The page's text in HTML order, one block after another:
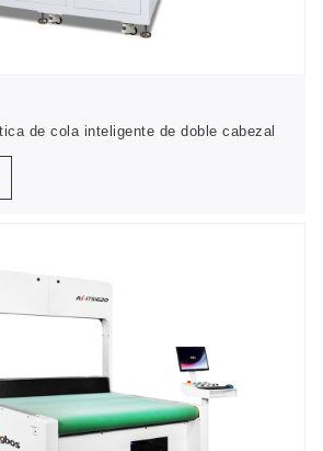
de cola inteligente de doble cabezal